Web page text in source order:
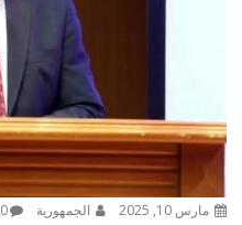
مارس 10, 2025 الجمهورية 0